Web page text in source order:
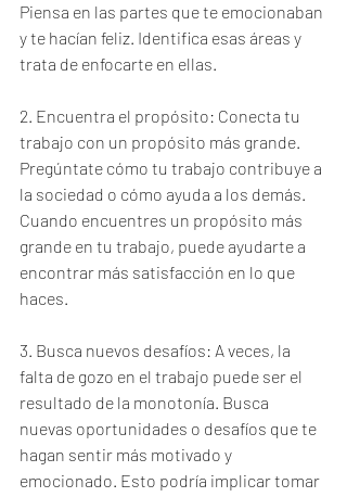
Piensa en las partes que te emocionaban
y te hacían feliz. Identifica esas áreas y
trata de enfocarte en ellas.
2. Encuentra el propósito: Conecta tu
trabajo con un propósito más grande.
Pregúntate cómo tu trabajo contribuye a
la sociedad o cómo ayuda a los demás.
Cuando encuentres un propósito más
grande en tu trabajo, puede ayudarte a
encontrar más satisfacción en lo que
haces.
3. Busca nuevos desafíos: A veces, la
falta de gozo en el trabajo puede ser el
resultado de la monotonía. Busca
nuevas oportunidades o desafíos que te
hagan sentir más motivado y
emocionado. Esto podría implicar tomar